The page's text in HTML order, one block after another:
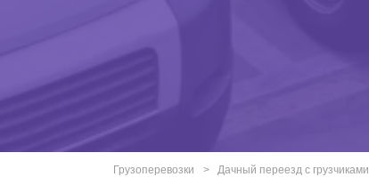
Грузоперевозки Дачный переезд с грузчиками